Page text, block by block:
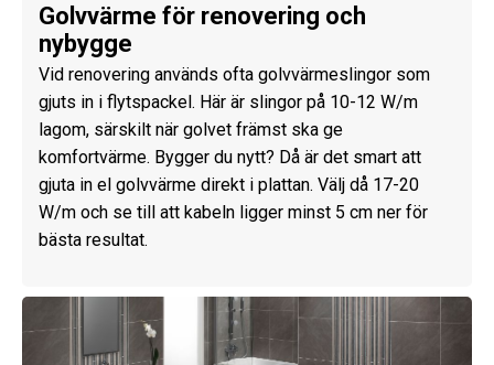
Golvvärme för renovering och
nybygge
Vid renovering används ofta golvvärmeslingor som
gjuts in i flytspackel. Här är slingor på 10-12 W/m
lagom, särskilt när golvet främst ska ge
komfortvärme. Bygger du nytt? Då är det smart att
gjuta in el golvvärme direkt i plattan. Välj då 17-20
W/m och se till att kabeln ligger minst 5 cm ner för
bästa resultat.